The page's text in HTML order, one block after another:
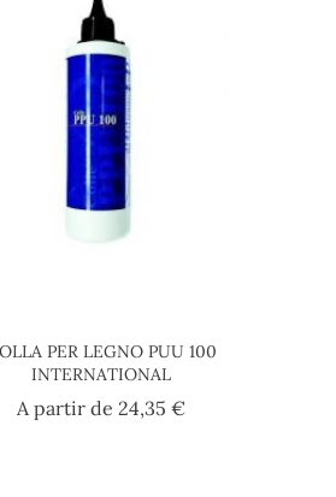
PER LEGNO PUU 100
INTERNATIONAL
A partir de 24,35 €Prezzo